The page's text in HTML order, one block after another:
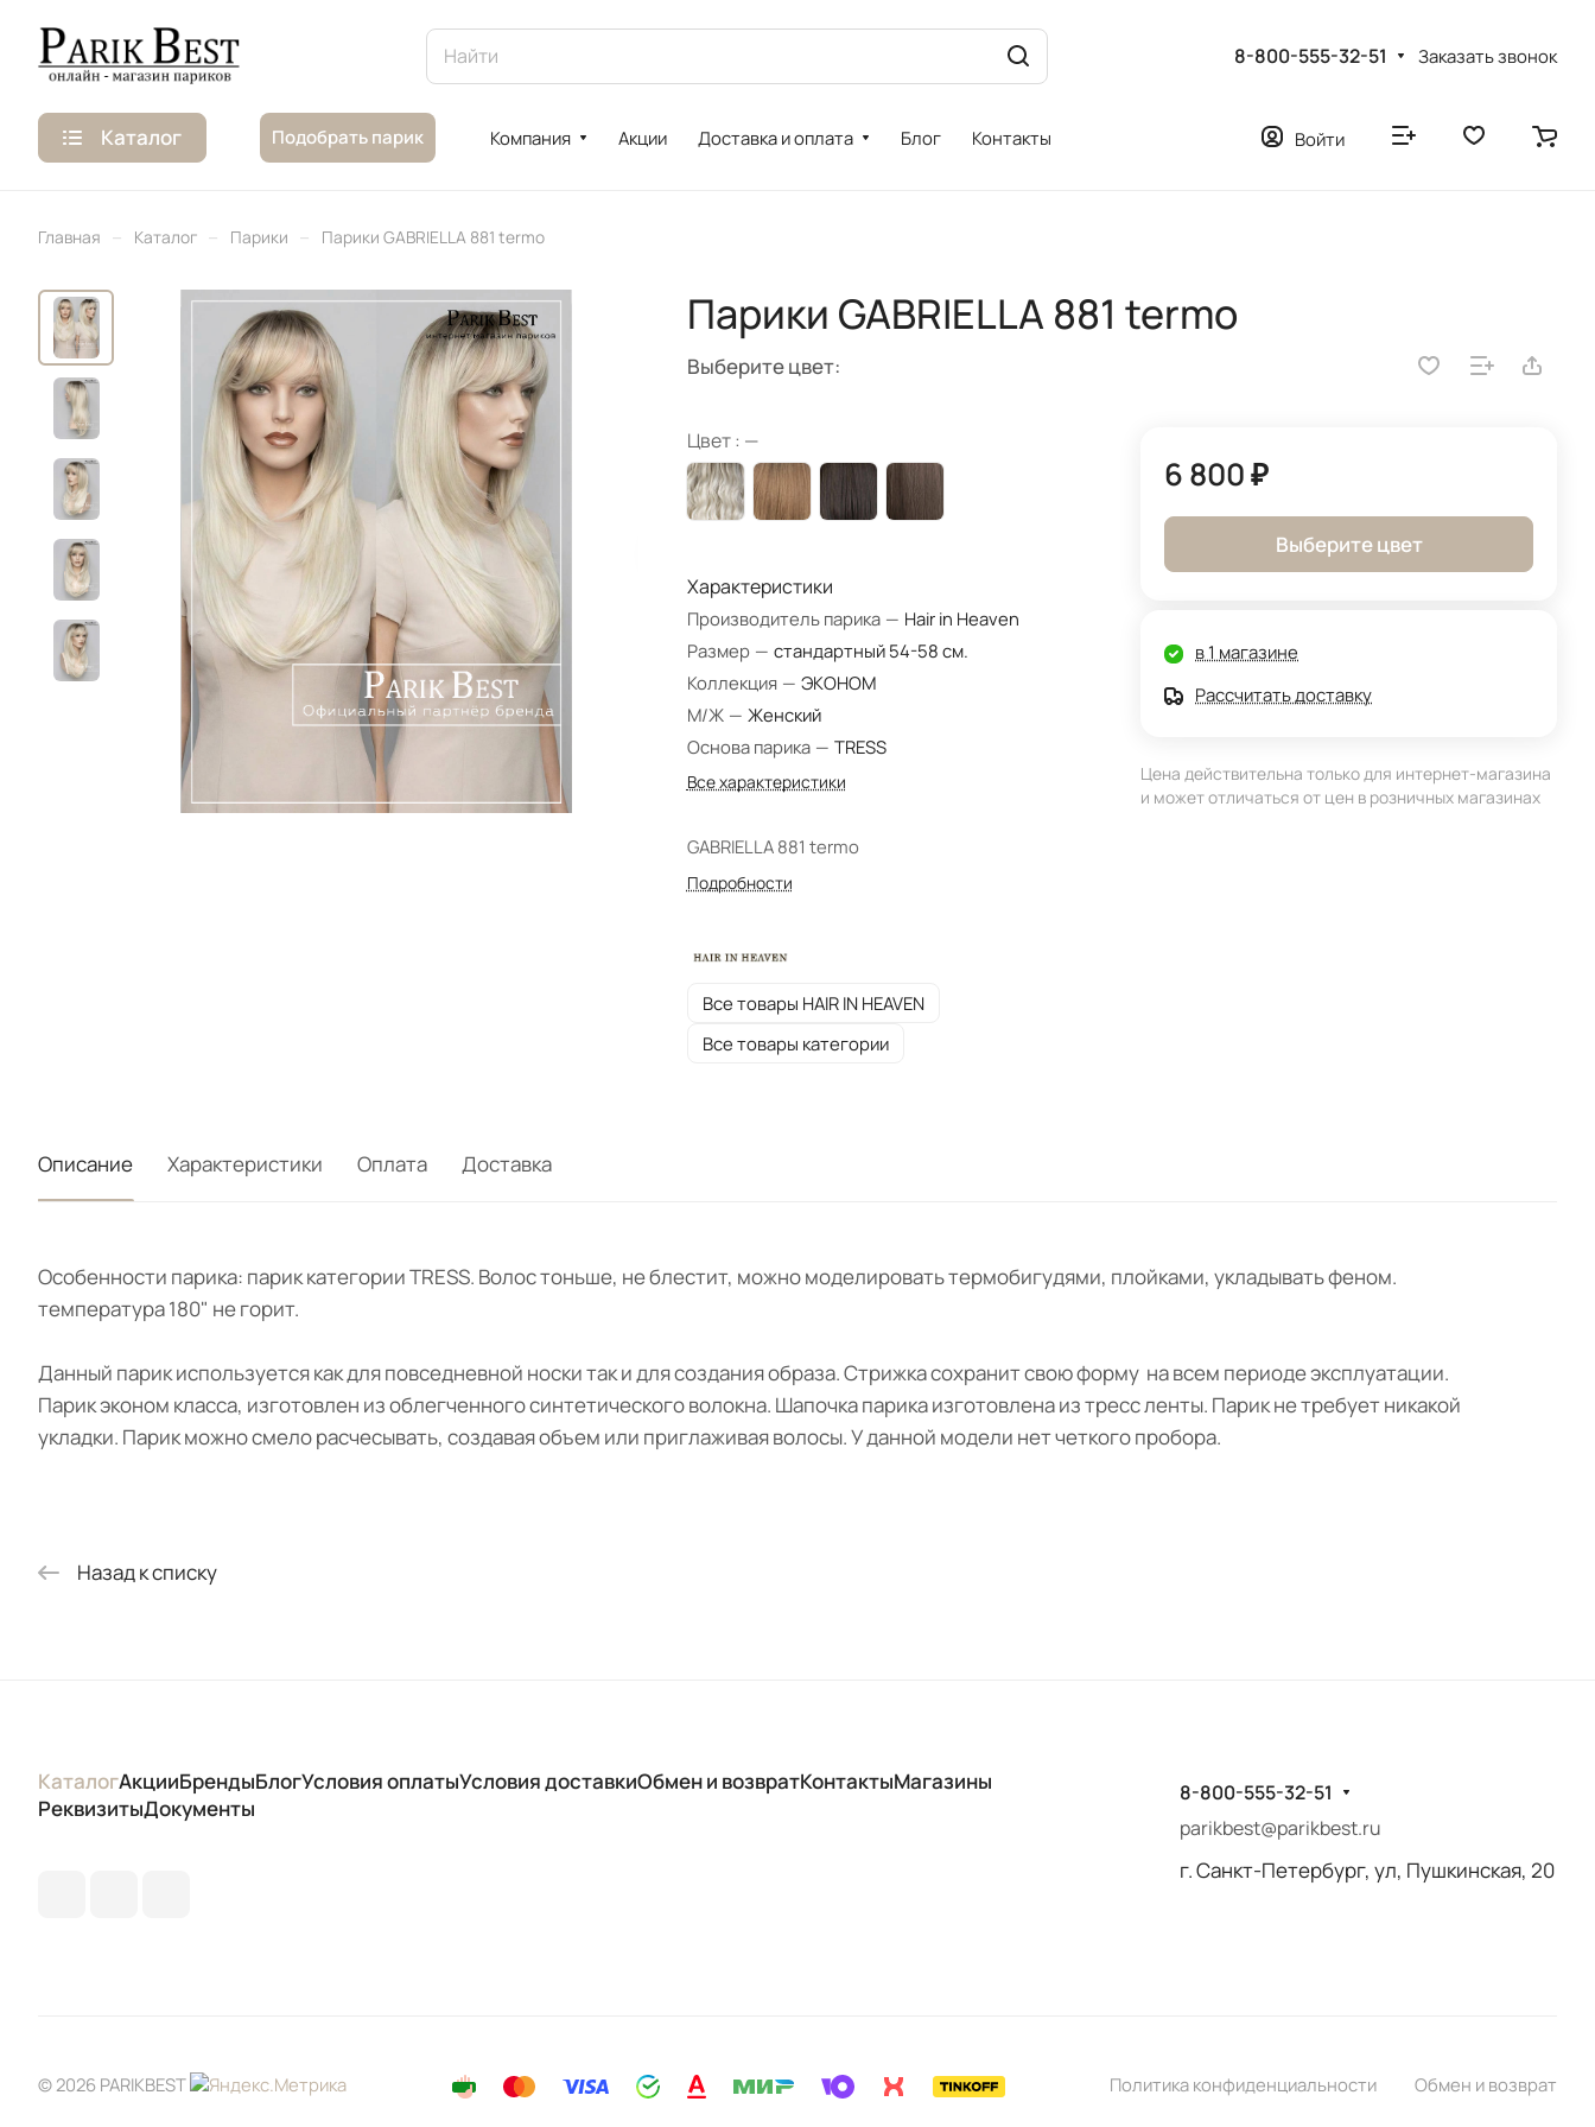
8-800-555-32-51 Заказать звонок
Каталог Подобрать парик Компания Акции Доставка и оплата Блог Контакты Войти
Главная – Каталог – Парики – Парики GABRIELLA 881 termo
Парики GABRIELLA 881 termo
Выберите цвет:
Цвет : —
Характеристики
Производитель парика — Hair in Heaven
Размер — стандартный 54-58 см.
Коллекция — ЭКОНОМ
М/Ж — Женский
Основа парика — TRESS
Все характеристики
GABRIELLA 881 termo
Подробности
Все товары HAIR IN HEAVEN
Все товары категории
6 800 ₽
Выберите цвет
в 1 магазине
Рассчитать доставку
Цена действительна только для интернет-магазина
и может отличаться от цен в розничных магазинах
Описание Характеристики Оплата Доставка
Особенности парика: парик категории TRESS. Волос тоньше, не блестит, можно моделировать термобигудями, плойками, укладывать феном.
температура 180" не горит.
Данный парик используется как для повседневной носки так и для создания образа. Стрижка сохранит свою форму на всем периоде эксплуатации.
Парик эконом класса, изготовлен из облегченного синтетического волокна. Шапочка парика изготовлена из тресс ленты. Парик не требует никакой
укладки. Парик можно смело расчесывать, создавая объем или приглаживая волосы. У данной модели нет четкого пробора.
Назад к списку
КаталогАкцииБрендыБлогУсловия оплатыУсловия доставкиОбмен и возвратКонтактыМагазины
РеквизитыДокументы
8-800-555-32-51
parikbest@parikbest.ru
г. Санкт-Петербург, ул, Пушкинская, 20
© 2026 PARIKBEST Политика конфиденциальности Обмен и возврат